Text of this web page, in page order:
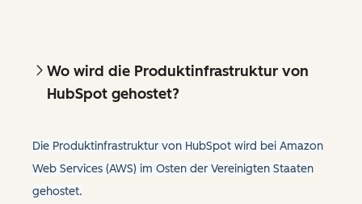
Wo wird die Produktinfrastruktur von
HubSpot gehostet?
Die Produktinfrastruktur von HubSpot wird bei Amazon
Web Services (AWS) im Osten der Vereinigten Staaten
gehostet.